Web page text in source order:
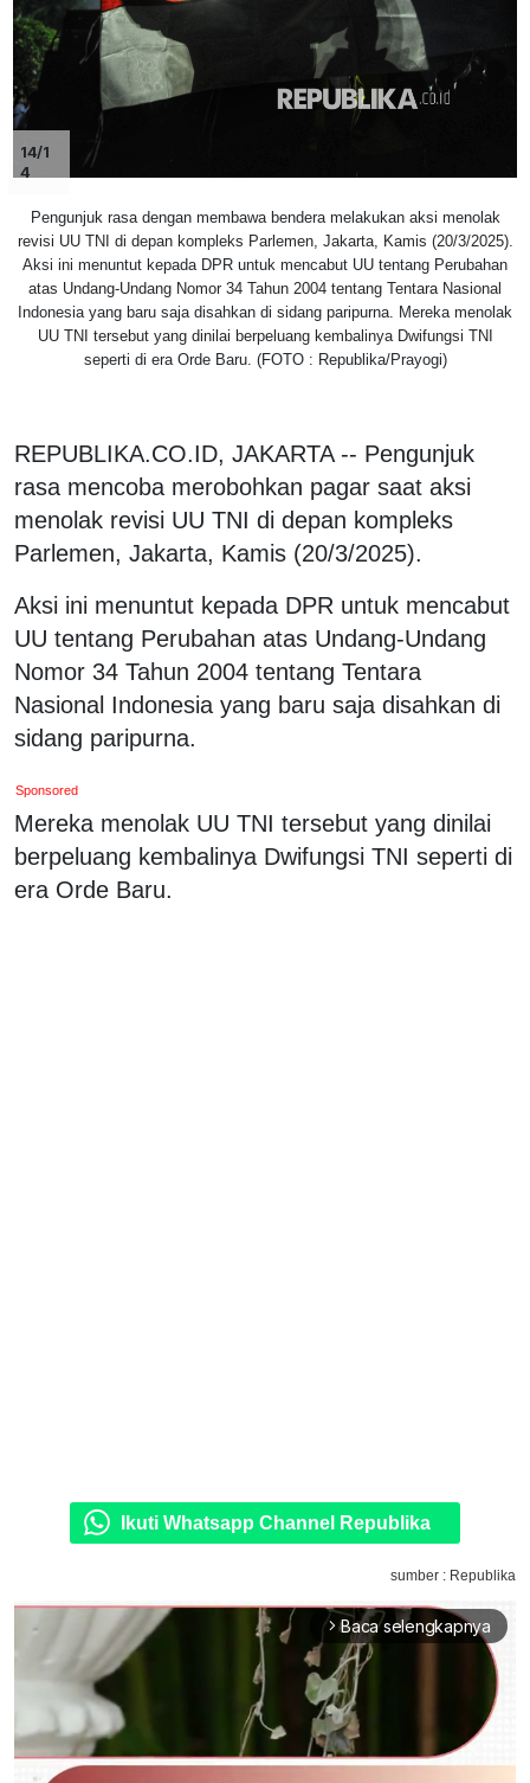
14/1
4
Pengunjuk rasa dengan membawa bendera melakukan aksi menolak
revisi UU TNI di depan kompleks Parlemen, Jakarta, Kamis (20/3/2025).
Aksi ini menuntut kepada DPR untuk mencabut UU tentang Perubahan
atas Undang-Undang Nomor 34 Tahun 2004 tentang Tentara Nasional
Indonesia yang baru saja disahkan di sidang paripurna. Mereka menolak
UU TNI tersebut yang dinilai berpeluang kembalinya Dwifungsi TNI
seperti di era Orde Baru. (FOTO : Republika/Prayogi)
REPUBLIKA.CO.ID, JAKARTA -- Pengunjuk
rasa mencoba merobohkan pagar saat aksi
menolak revisi UU TNI di depan kompleks
Parlemen, Jakarta, Kamis (20/3/2025).
Aksi ini menuntut kepada DPR untuk mencabut
UU tentang Perubahan atas Undang-Undang
Nomor 34 Tahun 2004 tentang Tentara
Nasional Indonesia yang baru saja disahkan di
sidang paripurna.
Sponsored
Mereka menolak UU TNI tersebut yang dinilai
berpeluang kembalinya Dwifungsi TNI seperti di
era Orde Baru.
Ikuti Whatsapp Channel Republika
sumber : Republika
arrow_forward_ios Baca selengkapnya